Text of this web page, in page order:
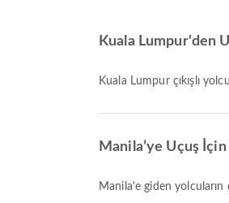
Kuala Lumpur'den
Kuala Lumpur çıkışlı
Manila’ye Uçuş
Manila'e giden